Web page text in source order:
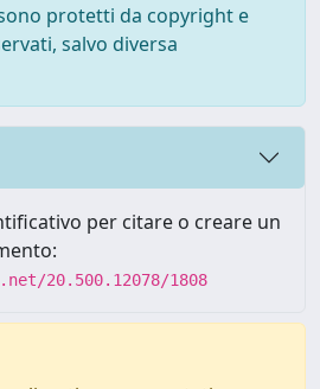
protetti da copyright e
salvo diversa
per citare o creare un
20.500.12078/1808